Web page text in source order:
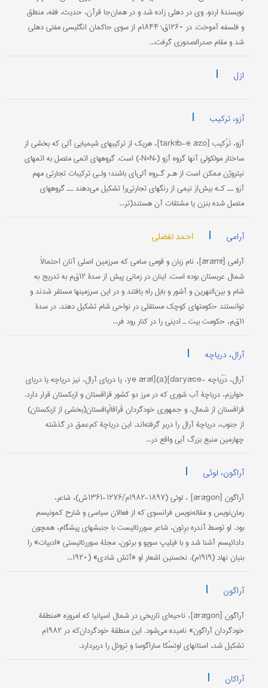
نویسندۀ اردو. وی در دهلی‌ زاده‌ شد و در همان‌جا قرآن‌، حدیث‌، فقه‌، منطق‌
و فلسفه‌ آموخت‌. در ۱۲۶۰ق‌\ ۱۸۴۴م‌ از سوی‌ حاكمان‌ انگلیسی‌ مفتی‌ دهلی‌
شد و مقام‌ صدرالصدوری‌ گرفت...
ازل |
آزو، ترکیب |
آزو، تَرْکیب [tarkīb-e āzo]، هریک از ترکیبهای شیمیایی آلی که بخشی از
ساختار مولکولی آنها گروه آزو (–N=N–) است. گروههای اتمی متصل به اتمهای
نیتروژن ممکن است از هـر گـروه آلی‌ای باشند؛ ولـی ترکیبات تجارتی مهم
آزو ــ کـه بیش‌از نیمی از رنگهای تجارتی‌را تشکیل می‌دهند ــ گروههای
متصل شده بنزن یا مشتقات آن هستند(تر...
آرامی | احمد تفضلی
آرامی [ārāmī]، نام زبان و قومی سامی که سرزمین اصلی آنان احتمالاً
شمال عربستان بوده است. اینان در زمانی پیش از سدۀ ۱۲ق‌م به تدریج به
شام و بین‌النهرین و آشور و بابل راه یافتند و در این سرزمینها مستقر شدند و
توانستند حکومتهای کوچک مستقلی در نواحی شام تشکیل دهند. در سدۀ
۱۱ق‌م، حکومت بیت ـ ادینی را در کنار رود فر...
آرال، دریاچه |
آرال، دَرْیاچه -ye ārāl](a)[daryāče، یا دریای آرال، نیز دریاچه یا دریای
خوارزم، دریاچۀ آب شوری که در مرز دو کشور قزاقستان و ازبکستان قرار دارد.
قزاقستان از شمال، و جمهوری خودگردان قَراقالْپاقستان(بخشی از ازبکستان)
از جنوب، دریاچۀ آرال را دربر گرفته‌اند. این دریاچۀ کم‌عمق در گذشته
چهارمین منبع بزرگ آبی واقع در...
آراگون، لوئی |
آراگون [ārāgon] ، لوئی (۱۸۹۷-۱۹۸۲م/۱۲۷۶-۱۳۶۱ش)، شاعر،
رمان‌نویس و مقاله‌نویس فرانسوی که از فعالان سیاسی و شارح کمونیسم
بود. او توسط آندره برِتون، شاعر سوررئالیست با جنبشهای پیشگام، همچون
دادائیسم آشنا شد و با فیلیپ سوپو و برتون، مجلۀ سوررئالیستی «ادبیات» را
بنیان نهاد (۱۹۱۹م). نخستین اشعار او «آتش شادی» (۱۹۲۰...
آراگون |
آراگون [ārāgon]، ناحیه‌ای تاریخی در شمال اسپانیا که امروزه «منطقۀ
خودگردان آراگون» نامیده می‌شود. این منطقۀ خودگردان‌که در ۱۹۸۲م
تشکیل شد، استانهای اوئِسْکا ساراگوسا و تِروئِل را دربردارد.
آراکان |